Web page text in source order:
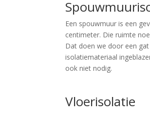
Een spouwmuur is een
centimeter. Die ruimte
Dat doen we door een
isolatiemateriaal
ook niet nodig.
Vloerisolatie